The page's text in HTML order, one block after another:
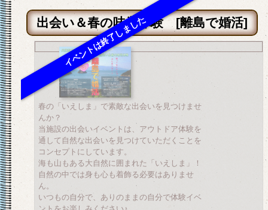
出会い＆春の味覚体験 [離島で婚活]
春の「いえしま」で素敵な出会いを見つけませ
んか？
当施設の出会いイベントは、アウトドア体験を
通して自然な出会いを見つけていただくことを
コンセプトにしています。
海も山もある大自然に囲まれた「いえしま」！
自然の中では身も心も着飾る必要はありませ
ん。
いつもの自分で、ありのままの自分で体験イベ